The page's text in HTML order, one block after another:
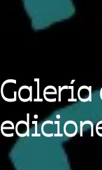
Galería